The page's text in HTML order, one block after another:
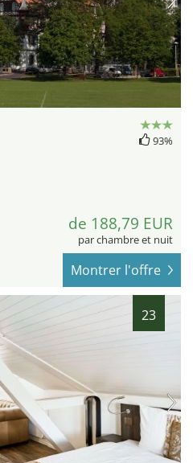
93%
de 188,79 EUR
par chambre et nuit
Montrer l'offre
23